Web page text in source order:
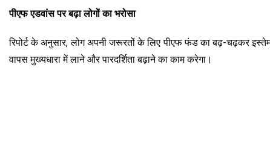
पीएफ एडवांस पर बढ़ा लोगों का भरोसा
रिपोर्ट के अनुसार, लोग अपनी जरूरतों के लिए पीएफ फंड का बढ़-चढ़कर
वापस मुख्यधारा में लाने और पारदर्शिता बढ़ाने का काम करेगा।